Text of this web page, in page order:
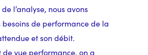
l’analyse, nous avons
besoins de performance de la
et son débit.
de vue performance, on a